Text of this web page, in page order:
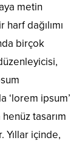
metin
dağılımı
birçok
‘lorem ipsum’
tasarım
Yıllar içinde,